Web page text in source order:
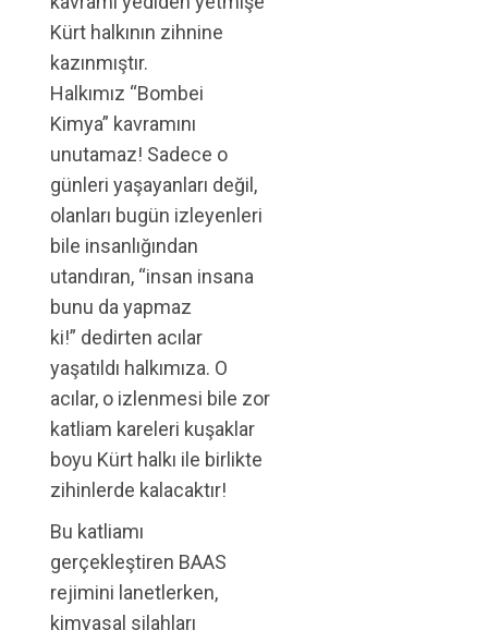
Kürt halkının zihnine
kazınmıştır.
Halkımız “Bombei
Kimya” kavramını
unutamaz! Sadece o
günleri yaşayanları değil,
olanları bugün izleyenleri
bile insanlığından
utandıran, “insan insana
bunu da yapmaz
ki!” dedirten acılar
yaşatıldı halkımıza. O
acılar, o izlenmesi bile zor
katliam kareleri kuşaklar
boyu Kürt halkı ile birlikte
zihinlerde kalacaktır!
Bu katliamı
gerçekleştiren BAAS
rejimini lanetlerken,
kimyasal silahları